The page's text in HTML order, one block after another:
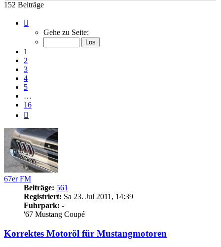
152 Beiträge
von
Gehe zu Seite:
1
2
3
4
5
…
16
67er FM
Beiträge: 561
Registriert: Sa 23. Jul 2011, 14:39
Fuhrpark: -
'67 Mustang Coupé
Korrektes Motoröl für Mustangmotoren